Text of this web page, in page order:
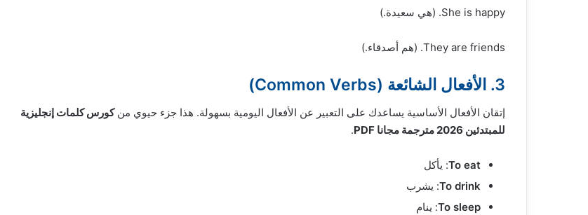
She is happy. (هي سعيدة.)
They are friends. (هم أصدقاء.)
3. الأفعال الشائعة (Common Verbs)
إتقان الأفعال الأساسية يساعدك على التعبير عن الأفعال اليومية بسهولة. هذا جزء حيوي منكورس كلمات إنجليزية
للمبتدئين 2026 مترجمة مجانا PDF
.
To eat: يأكل
To drink: يشرب
To sleep: ينام